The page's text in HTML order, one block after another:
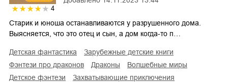
4
Старик и юноша останавливаются у разрушенного дома.
Выясняется, что это отец и сын, а дом когда-то п…
детская фантастика
зарубежные детские книги
фэнтези про драконов
драконы
волшебные миры
детское фэнтези
захватывающие приключения